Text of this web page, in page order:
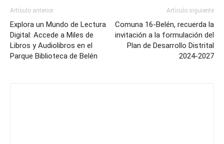
Artículo anterior
Explora un Mundo de Lectura
Digital: Accede a Miles de
Libros y Audiolibros en el
Parque Biblioteca de Belén
Artículo siguiente
Comuna 16-Belén, recuerda la
invitación a la formulación del
Plan de Desarrollo Distrital
2024-2027